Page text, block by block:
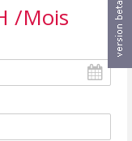
/Mois